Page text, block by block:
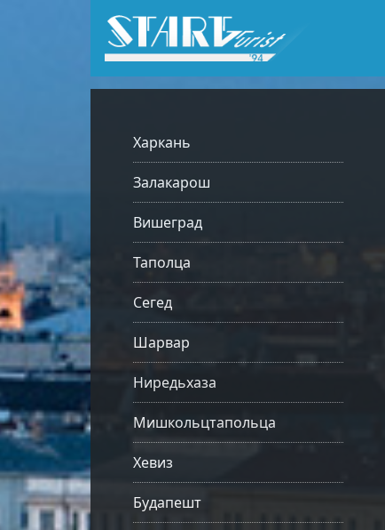
Харкань
Залакарош
Вишеград
Таполца
Сегед
Шарвар
Ниредьхаза
Мишкольцтапольца
Хевиз
Будапешт